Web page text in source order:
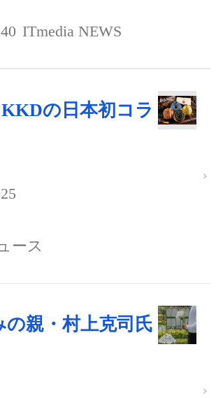
ITmedia NEWS
の日本初コラ
ース
の親・村上克司氏